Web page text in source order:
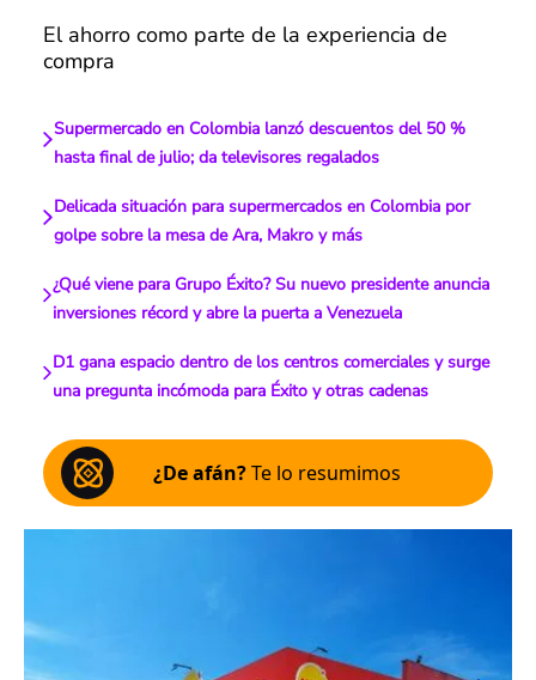
El ahorro como parte de la experiencia de
compra
Supermercado en Colombia lanzó descuentos del 50 %
hasta final de julio; da televisores regalados
Delicada situación para supermercados en Colombia por
golpe sobre la mesa de Ara, Makro y más
¿Qué viene para Grupo Éxito? Su nuevo presidente anuncia
inversiones récord y abre la puerta a Venezuela
D1 gana espacio dentro de los centros comerciales y surge
una pregunta incómoda para Éxito y otras cadenas
¿De afán?Te lo resumimos